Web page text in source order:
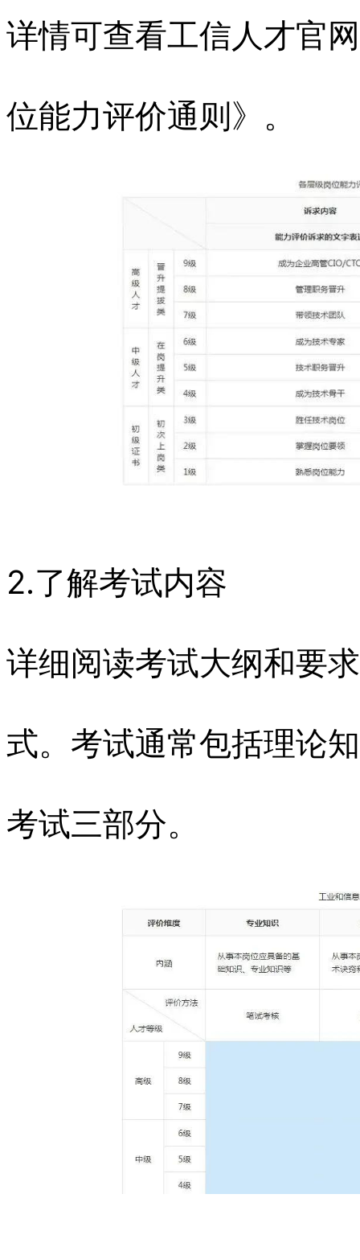
详情可查看工信人才官
位能力评价通则》。
2.了解考试内容
详细阅读考试大纲和要
式。考试通常包括理论
考试三部分。